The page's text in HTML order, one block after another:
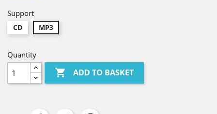
Support
CD MP3
Quantity
 ADD TO BASKET